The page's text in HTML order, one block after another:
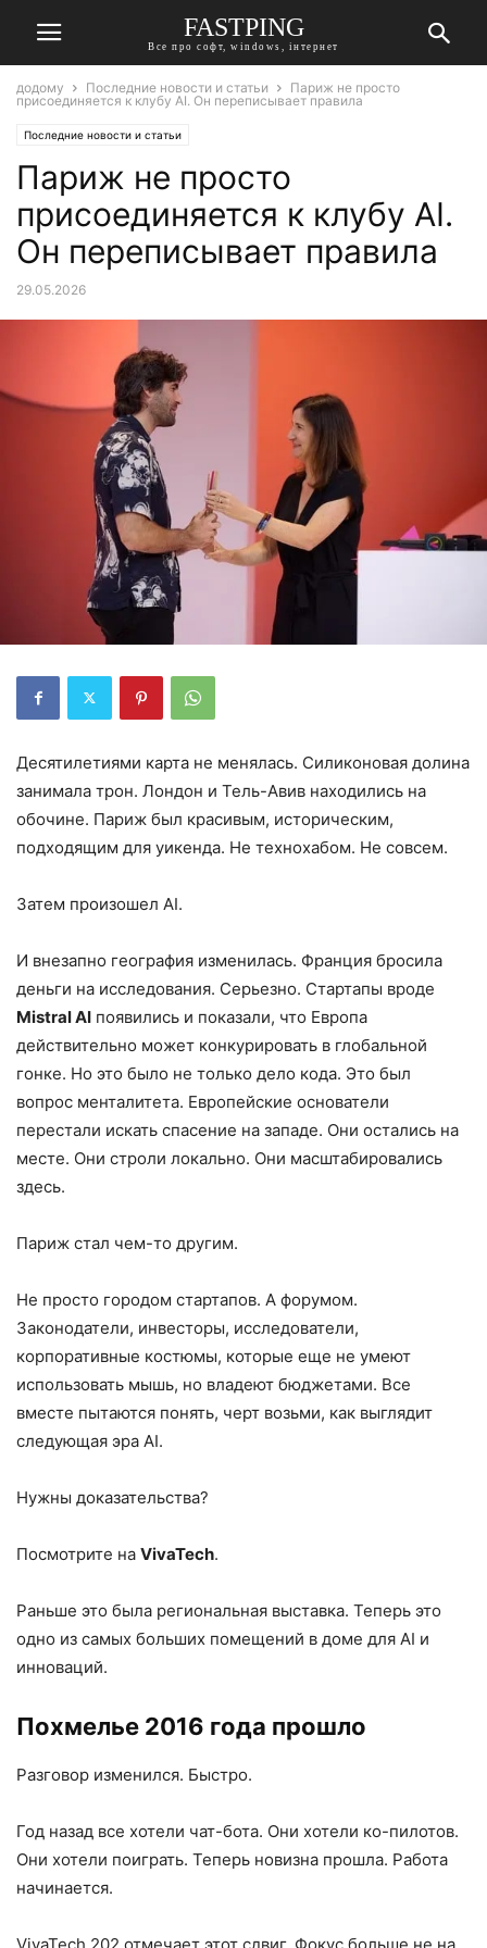
FASTPING
Все про софт, windows, інтернет
додому Последние новости и статьи
Париж не просто
присоединяется к клубу AI. Он переписывает правила
Последние новости и статьи
Париж не просто
присоединяется к клубу AI.
Он переписывает правила
29.05.2026
Десятилетиями карта не менялась. Силиконовая долина
занимала трон. Лондон и Тель-Авив находились на
обочине. Париж был красивым, историческим,
подходящим для уикенда. Не технохабом. Не совсем.
Затем произошел AI.
И внезапно география изменилась. Франция бросила
деньги на исследования. Серьезно. Стартапы вроде
Mistral AI появились и показали, что Европа
действительно может конкурировать в глобальной
гонке. Но это было не только дело кода. Это был
вопрос менталитета. Европейские основатели
перестали искать спасение на западе. Они остались на
месте. Они строли локально. Они масштабировались
здесь.
Париж стал чем-то другим.
Не просто городом стартапов. А форумом.
Законодатели, инвесторы, исследователи,
корпоративные костюмы, которые еще не умеют
использовать мышь, но владеют бюджетами. Все
вместе пытаются понять, черт возьми, как выглядит
следующая эра AI.
Нужны доказательства?
Посмотрите на VivaTech.
Раньше это была региональная выставка. Теперь это
одно из самых больших помещений в доме для AI и
инноваций.
Похмелье 2016 года прошло
Разговор изменился. Быстро.
Год назад все хотели чат-бота. Они хотели ко-пилотов.
Они хотели поиграть. Теперь новизна прошла. Работа
начинается.
VivaTech 202 отмечает этот сдвиг. Фокус больше не на